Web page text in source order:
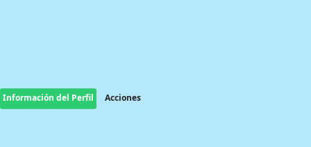
Información del Perfil Acciones